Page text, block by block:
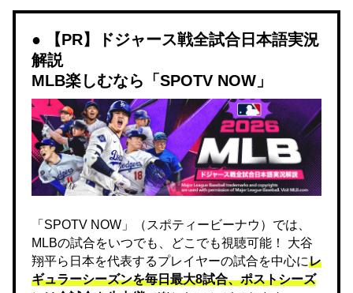
【PR】ドジャース戦全試合日本語実況
解説
MLB楽しむなら「SPOTV NOW」
「SPOTV NOW」（スポティービーナウ）では、
MLBの試合をいつでも、どこでも視聴可能！ 大谷
翔平ら日本を代表するプレイヤーの試合を中心にレ
ギュラーシーズンを毎日最大8試合、ポストシーズ